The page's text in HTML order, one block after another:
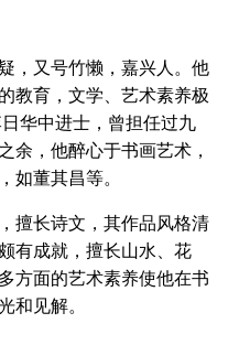
又号竹懒，嘉兴人。他
教育，文学、艺术素养极
华中进士，曾担任过九
余，他醉心于书画艺术，
如董其昌等。
长诗文，其作品风格清
有成就，擅长山水、花
方面的艺术素养使他在书
和见解。